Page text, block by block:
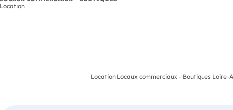
Location
Location Locaux commerciaux - Boutiques